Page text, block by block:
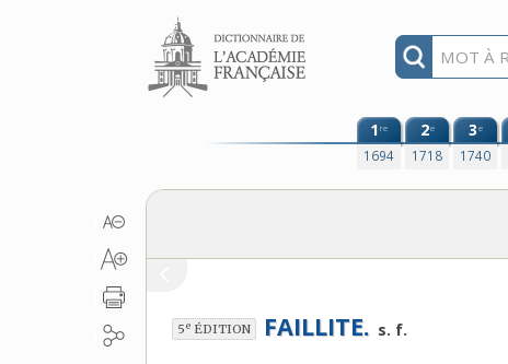
Aller au contenu
1re
1694
2e
1718
3e
1740
5e ÉDITION FAILLITE. s. f.